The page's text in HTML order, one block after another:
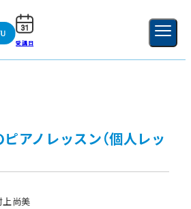
受講日 新規登録
アノレッスン（個人レッ
上尚美